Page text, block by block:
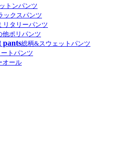
トンパンツ
ックスパンツ
リタリーパンツ
他ポリパンツ
pants総柄&スウェットパンツ
トパンツ
オール